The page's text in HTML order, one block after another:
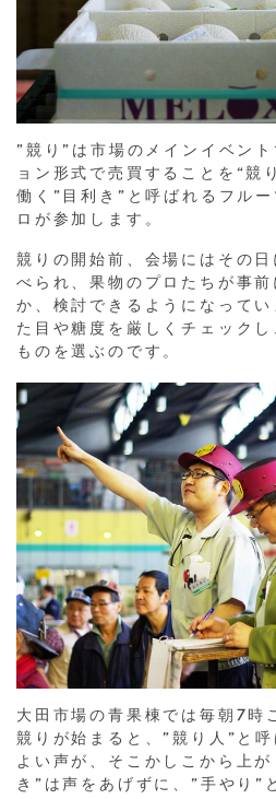
”競り”は市場のメインイベン
ョン形式で売買することを“競
働く”目利き”と呼ばれるフル
ロが参加します。
競りの開始前、会場にはその
べられ、果物のプロたちが事
か、検討できるようになって
た目や糖度を厳しくチェック
ものを選ぶのです。
大田市場の青果棟では毎朝7時
競りが始まると、”競り人”と
よい声が、そこかしこから上が
き”は声をあげずに、”手やり”